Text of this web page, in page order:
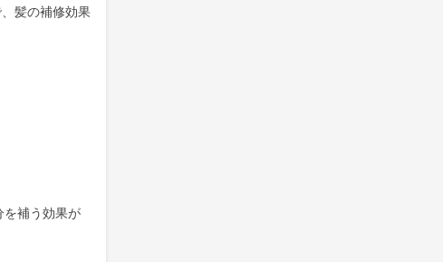
髪の補修効果
を補う効果が